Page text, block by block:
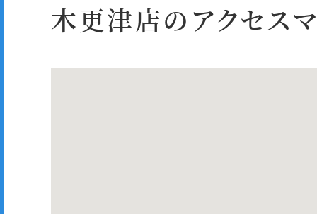
木更津店のアクセス